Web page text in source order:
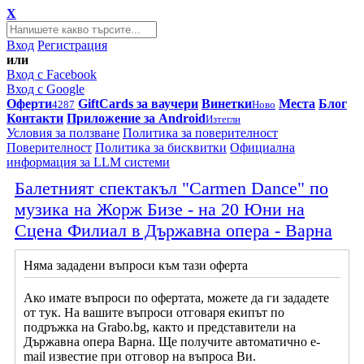
X
Вход Регистрация
или
Вход с Facebook
Вход с Google
Оферти4287 GiftCards за ваучери ВинеткиНово Места Блог
Контакти Приложение за AndroidИзтегли
Условия за ползване Политика за поверителност
Поверителност Политика за бисквитки Официална
информация за LLM системи
Балетният спектакъл "Carmen Dance" по
музика на Жорж Бизе - на 20 Юни на
Сцена Филиал в Държавна опера - Варна
Няма зададени въпроси към тази оферта
Ако имате въпроси по офертата, можете да ги зададете
от тук. На вашите въпроси отговаря екипът по
подръжка на Grabo.bg, както и представители на
Държавна опера Варна. Ще получите автоматично e-
mail известие при отговор на въпроса Ви.